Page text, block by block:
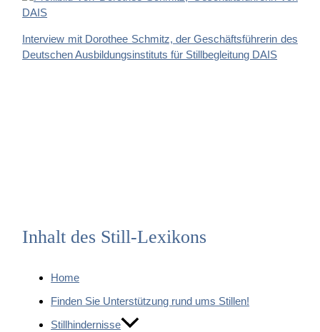
Interview mit Dorothee Schmitz, der Geschäftsführerin des
Deutschen Ausbildungsinstituts für Stillbegleitung DAIS
Inhalt des Still-Lexikons
Home
Finden Sie Unterstützung rund ums Stillen!
Stillhindernisse